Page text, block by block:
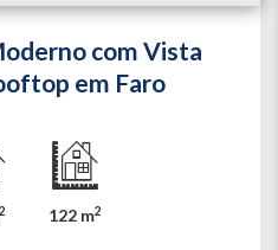
com Vista
em Faro
2 122 m2